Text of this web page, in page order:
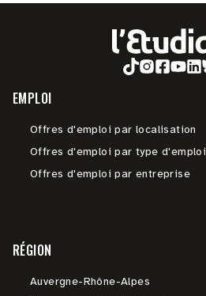
EMPLOI
Offres d'emploi par localisation
Offres d'emploi par type d'emploi
Offres d'emploi par entreprise
RÉGION
Auvergne-Rhône-Alpes